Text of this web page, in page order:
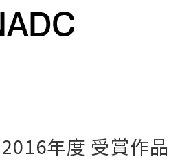
2016年度 受賞作品